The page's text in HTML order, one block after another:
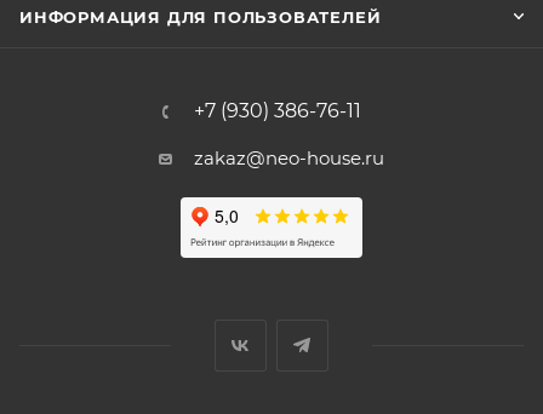
ИНФОРМАЦИЯ ДЛЯ ПОЛЬЗОВАТЕЛЕЙ
+7 (930) 386-76-11
zakaz@neo-house.ru